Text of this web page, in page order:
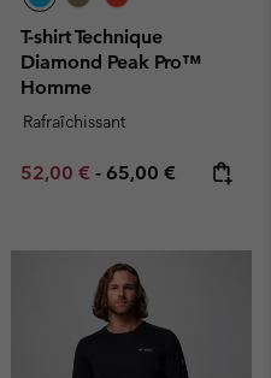
T-shirt Technique
Diamond Peak Pro™
Homme
Rafraîchissant
Minimum sale price:
52,00 € - Maximum price:
65,00 €